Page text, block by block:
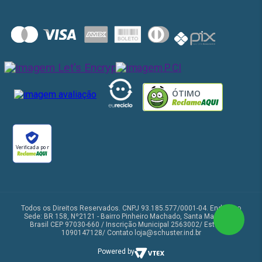
Segunda à sexta 8h às 17h30, exceto feriados.
Meus Pedidos
ÓTIMO
Verificada por
Todos os Direitos Reservados. CNPJ 93.185.577/0001-04. Endereço
Sede: BR 158, Nº2121 - Bairro Pinheiro Machado, Santa Maria, RS -
Brasil CEP 97030-660 / Inscrição Municipal 2563002/ Estadual
1090147128/ Contato loja@schuster.ind.br
Powered by